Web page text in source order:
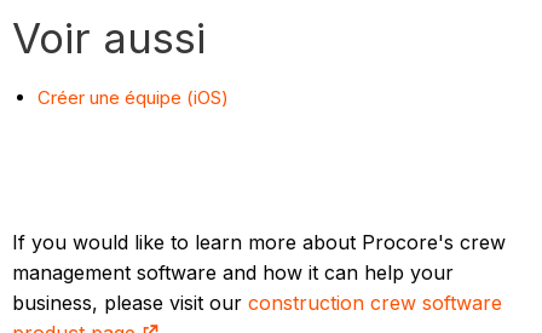
Voir aussi
Créer une équipe (iOS)
If you would like to learn more about Procore's crew
management software and how it can help your
business, please visit ourconstruction crew software